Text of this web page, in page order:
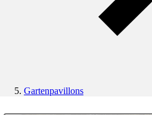
Gartenpavillons